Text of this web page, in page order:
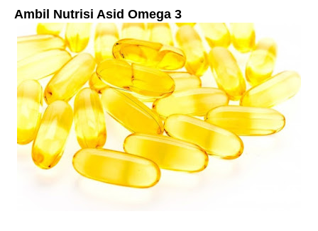
Ambil Nutrisi Asid Omega 3